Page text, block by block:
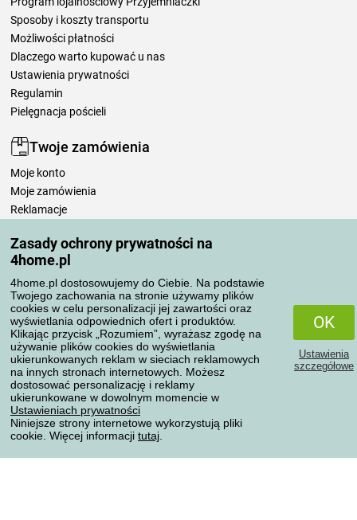
Zasady ochrony prywatności na
4home.pl
4home.pl dostosowujemy do Ciebie. Na podstawie
Twojego zachowania na stronie używamy plików
cookies w celu personalizacji jej zawartości oraz
wyświetlania odpowiednich ofert i produktów.
Klikając przycisk „Rozumiem”, wyrażasz zgodę na
używanie plików cookies do wyświetlania
ukierunkowanych reklam w sieciach reklamowych
na innych stronach internetowych. Możesz
dostosować personalizację i reklamy
ukierunkowane w dowolnym momencie w
Ustawieniach prywatności
Niniejsze strony internetowe wykorzystują pliki
cookie. Więcej informacji tutaj
OK
Ustawienia
szczegółowe
Sposoby i koszty transportu
Możliwości płatności
Dlaczego warto kupować u nas
Ustawienia prywatności
Regulamin
Pielęgnacja pościeli
Twoje zamówienia
Moje konto
Moje zamówienia
Reklamacje
Zasady przetwarzania recenzji
Sposoby transportu
Metody płatności
Niezawodny sklep